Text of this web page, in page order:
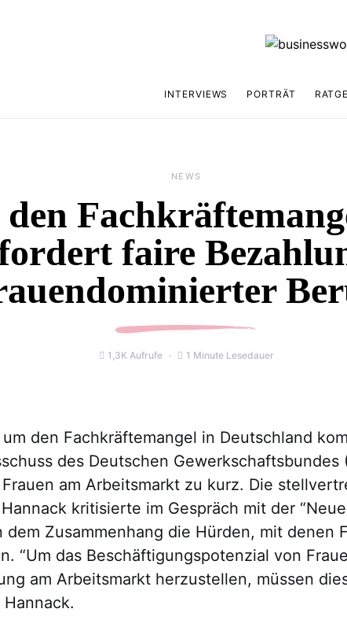
INTERVIEWS PORTRÄT
NEWS
den
faire
1,3K Aufrufe 1 Minute Lesedauer
den Fachkräftemangel in Deutschland
des Deutschen Gewerkschaftsbundes
am Arbeitsmarkt zu kurz. Die
kritisierte im Gespräch mit der
dem Zusammenhang die Hürden, mit denen
“Um das Beschäftigungspotenzial von
am Arbeitsmarkt herzustellen, müssen